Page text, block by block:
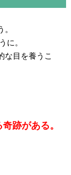
に。
な目を養うこ
跡がある。